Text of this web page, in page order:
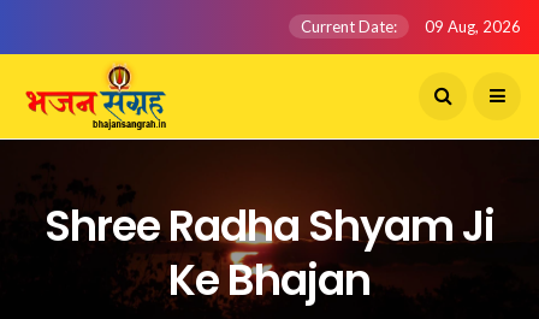
Current Date: 09 Aug, 2026
Shree Radha Shyam Ji
Ke Bhajan